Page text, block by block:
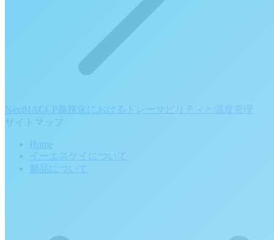
Next Next
post:
HACCP義務化におけるトレーサビリティと温度管理
サイトマップ
Home
イーエスケイについて
製品について